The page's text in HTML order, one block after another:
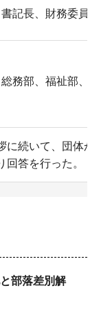
記長、財務委員
務部、福祉部、
に続いて、団体か
答を行った。
部落差別解